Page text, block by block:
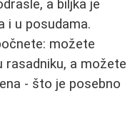
a biljka je
i u posudama.
možete
rasadniku, a možete
- što je posebno